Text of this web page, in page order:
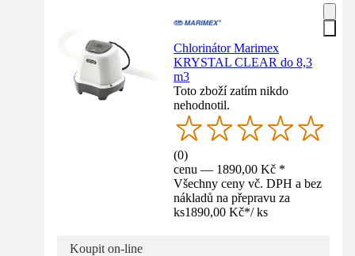
Chlorinátor Marimex
KRYSTAL CLEAR do 8,3
m3
Toto zboží zatím nikdo
nehodnotil.
(0)
cenu — 1890,00 Kč *
Všechny ceny vč. DPH a bez
nákladů na přepravu za
ks1890,00 Kč*/ ks
Koupit on-line